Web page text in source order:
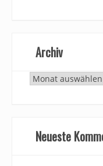
Archiv
Archiv
Neueste